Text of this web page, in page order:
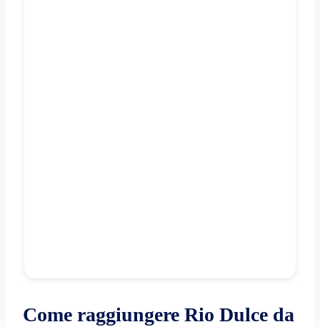
Come raggiungere Rio Dulce da